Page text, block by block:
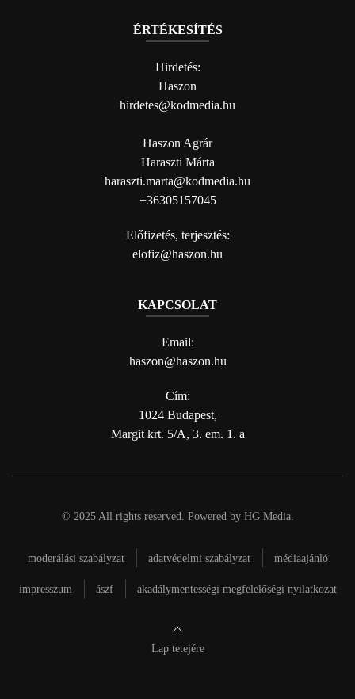
ÉRTÉKESÍTÉS
Hirdetés:
Haszon
hirdetes@kodmedia.hu
Haszon Agrár
Haraszti Márta
haraszti.marta@kodmedia.hu
+36305157045
Előfizetés, terjesztés:
elofiz@haszon.hu
KAPCSOLAT
Email:
haszon@haszon.hu
Cím:
1024 Budapest,
Margit krt. 5/A, 3. em. 1. a
© 2025 All rights reserved. Powered by HG Media.
moderálási szabályzat adatvédelmi szabályzat médiaajánló
impresszum ászf akadálymentességi megfelelőségi nyilatkozat
Lap tetejére